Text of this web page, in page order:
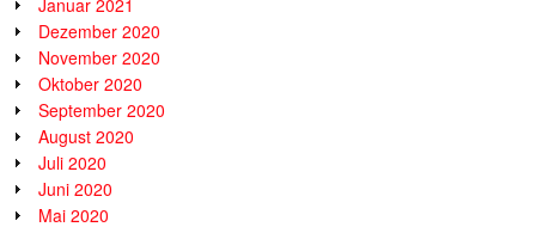
Dezember 2020
November 2020
Oktober 2020
September 2020
August 2020
Juli 2020
Juni 2020
Mai 2020